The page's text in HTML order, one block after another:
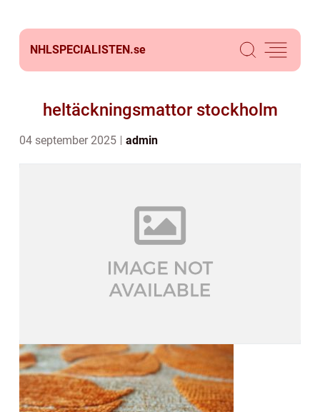
NHLSPECIALISTEN.se
heltäckningsmattor stockholm
04 september 2025 admin